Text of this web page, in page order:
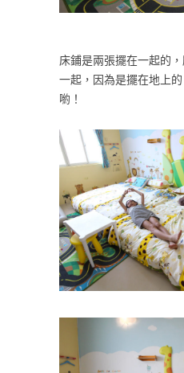
床鋪是兩張擺在一起的
一起，因為是擺在地上
喲！